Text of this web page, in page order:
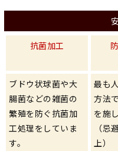
抗菌加工
ブドウ状球菌や大
腸菌などの雑菌の
繁殖を防ぐ抗菌加
工処理をしていま
す。
最も
方法
を施
（忌
上）